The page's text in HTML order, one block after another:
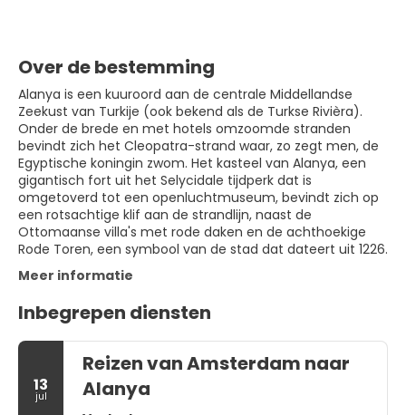
Over de bestemming
Alanya is een kuuroord aan de centrale Middellandse
Zeekust van Turkije (ook bekend als de Turkse Rivièra).
Onder de brede en met hotels omzoomde stranden
bevindt zich het Cleopatra-strand waar, zo zegt men, de
Egyptische koningin zwom. Het kasteel van Alanya, een
gigantisch fort uit het Selycidale tijdperk dat is
omgetoverd tot een openluchtmuseum, bevindt zich op
een rotsachtige klif aan de strandlijn, naast de
Ottomaanse villa's met rode daken en de achthoekige
Rode Toren, een symbool van de stad dat dateert uit 1226.
Meer informatie
Inbegrepen diensten
13
jul
Reizen van Amsterdam naar
Alanya